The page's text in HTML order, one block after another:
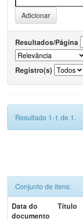
Resultados/Página
Registro(s)
Resultado 1-1 de 1.
Conjunto de itens:
Data do
documento
Título